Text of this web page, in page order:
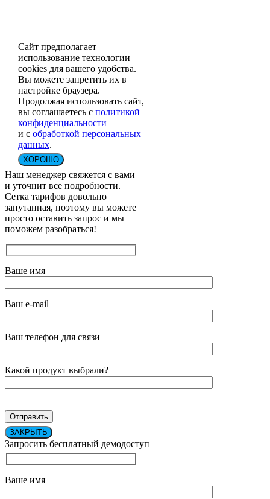
Сайт предполагает
использование технологии
cookies для вашего удобства.
Вы можете запретить их в
настройке браузера.
Продолжая использовать сайт,
вы соглашаетесь с политикой
конфиденциальности
и с обработкой персональных
данных.
ХОРОШО
Наш менеджер свяжется с вами
и уточнит все подробности.
Сетка тарифов довольно
запутанная, поэтому вы можете
просто оставить запрос и мы
поможем разобраться!
Ваше имя
Ваш e-mail
Ваш телефон для связи
Какой продукт выбрали?
ЗАКРЫТЬ
Запросить бесплатный демодоступ
Ваше имя